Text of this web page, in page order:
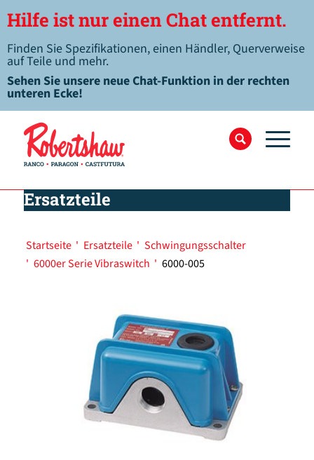
Hilfe ist nur einen Chat entfernt.
Finden Sie Spezifikationen, einen Händler, Querverweise
auf Teile und mehr.
Sehen Sie unsere neue Chat-Funktion in der rechten
unteren Ecke!
Ersatzteile
Startseite ' Ersatzteile ' Schwingungsschalter
' 6000er Serie Vibraswitch ' 6000-005